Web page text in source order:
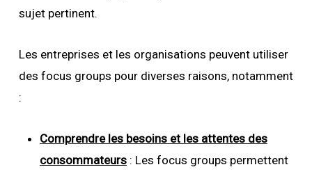
sujet pertinent.
Les entreprises et les organisations peuvent utiliser
des focus groups pour diverses raisons, notamment
:
Comprendre les besoins et les attentes des
consommateurs : Les focus groups permettent